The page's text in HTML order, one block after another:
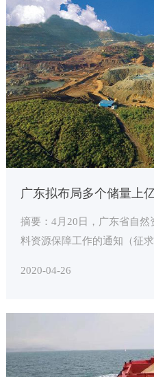
摘要：4月20日，广东省自
料资源保障工作的通知（征
2020-04-26